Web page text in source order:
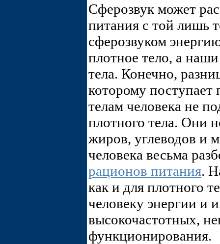
Сферозвук может
питания с той лишь
сферозвуком
плотное тело, а
тела. Конечно,
которому
телам человека не
плотного тела. Они
жиров, углеводов и
человека весьма
рационов питания.
как и для плотного
человеку энергии и
высокочастотных,
функционирования.